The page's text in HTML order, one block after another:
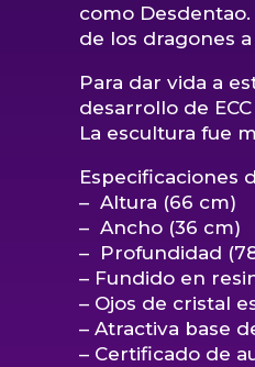
como
de los dragones
Para dar vida a
desarrollo de
La escultura fue
Especificaciones
– Altura (66 cm)
– Ancho (36 cm)
– Profundidad
– Fundido en
– Ojos de cristal
– Atractiva base
– Certificado de